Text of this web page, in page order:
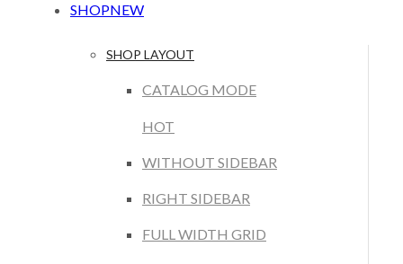
SHOPNEW
SHOP LAYOUT
CATALOG MODE
HOT
WITHOUT SIDEBAR
RIGHT SIDEBAR
FULL WIDTH GRID